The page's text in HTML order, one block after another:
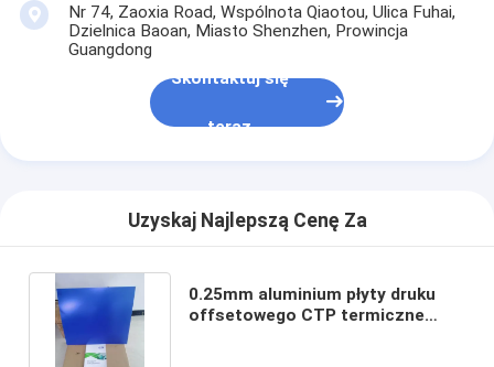
Nr 74, Zaoxia Road, Wspólnota Qiaotou, Ulica Fuhai,
Dzielnica Baoan, Miasto Shenzhen, Prowincja
Guangdong
Skontaktuj się
teraz
Uzyskaj Najlepszą Cenę Za
0.25mm aluminium płyty druku
offsetowego CTP termiczne